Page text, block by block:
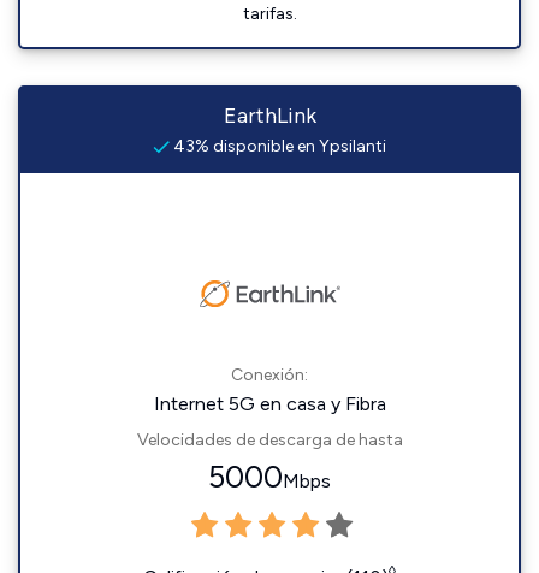
tarifas.
EarthLink
43% disponible en Ypsilanti
Conexión:
Internet 5G en casa y Fibra
Velocidades de descarga de hasta
5000Mbps